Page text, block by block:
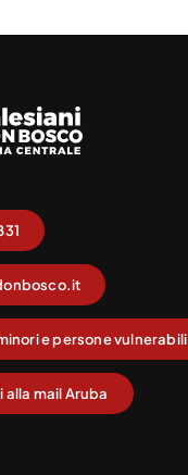
e persone vulnerabili
alla mail Aruba